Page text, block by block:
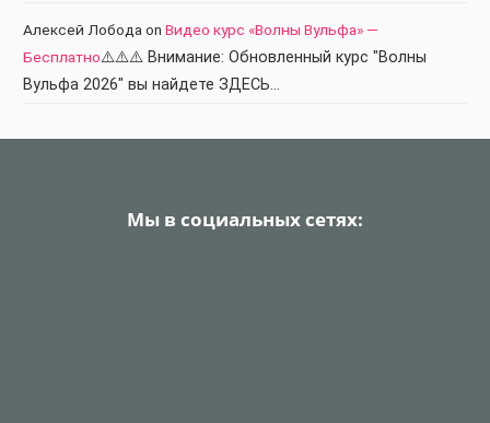
Алексей Лобода on Видео курс «Волны Вульфа» —
Бесплатно⚠️⚠️⚠️ Внимание: Обновленный курс "Волны
Вульфа 2026" вы найдете ЗДЕСЬ…
Мы в социальных сетях: